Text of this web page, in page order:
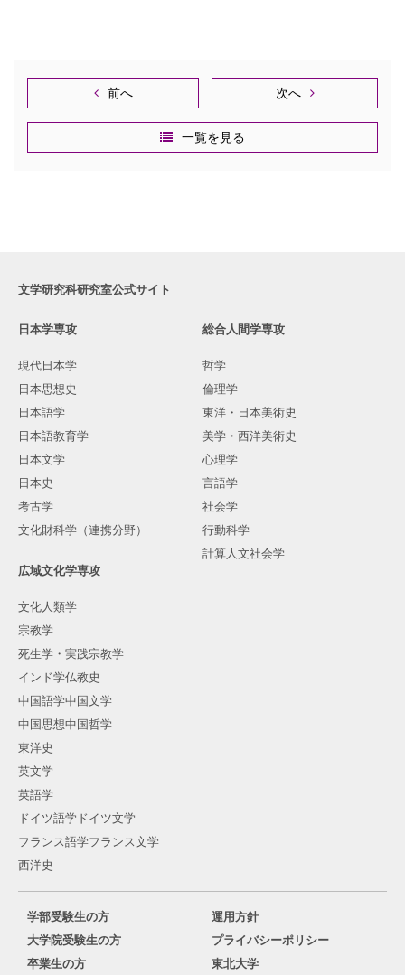
前へ
一覧を見る
次へ
文学研究科研究室公式サイト
日本学専攻
現代日本学
日本思想史
日本語学
日本語教育学
日本文学
日本史
考古学
文化財科学（連携分野）
総合人間学専攻
哲学
倫理学
東洋・日本美術史
美学・西洋美術史
心理学
言語学
社会学
行動科学
計算人文社会学
広域文化学専攻
文化人類学
宗教学
死生学・実践宗教学
インド学仏教史
中国語学中国文学
中国思想中国哲学
東洋史
英文学
英語学
ドイツ語学ドイツ文学
フランス語学フランス文学
西洋史
学部受験生の方
大学院受験生の方
卒業生の方
運用方針
プライバシーポリシー
東北大学